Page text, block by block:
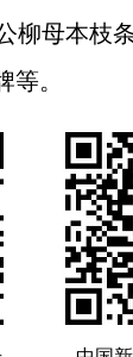
柳母本枝
等。